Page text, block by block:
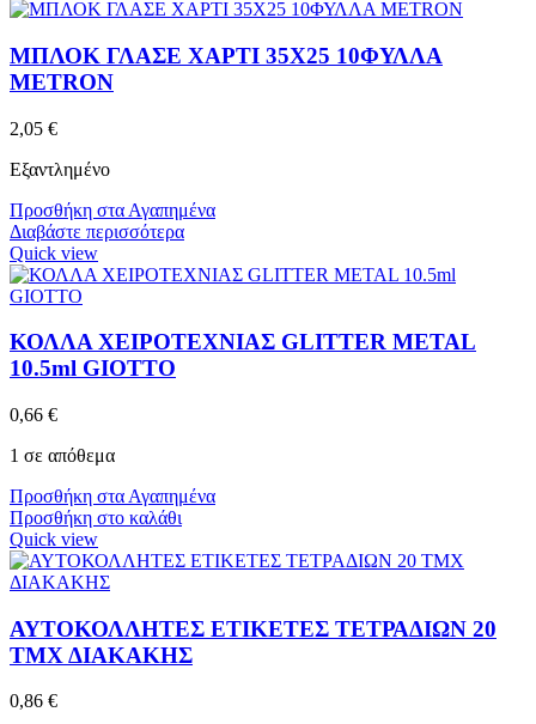
ΜΠΛΟΚ ΓΛΑΣΕ ΧΑΡΤΙ 35Χ25 10ΦΥΛΛΑ
METRON
2,05 €
Εξαντλημένο
Προσθήκη στα Αγαπημένα
Διαβάστε περισσότερα
Quick view
ΚΟΛΛΑ ΧΕΙΡΟΤΕΧΝΙΑΣ GLITTER METAL
10.5ml GIOTTO
0,66 €
1 σε απόθεμα
Προσθήκη στα Αγαπημένα
Προσθήκη στο καλάθι
Quick view
ΑΥΤΟΚΟΛΛΗΤΕΣ ΕΤΙΚΕΤΕΣ ΤΕΤΡΑΔΙΩΝ 20
ΤΜΧ ΔΙΑΚΑΚΗΣ
0,86 €